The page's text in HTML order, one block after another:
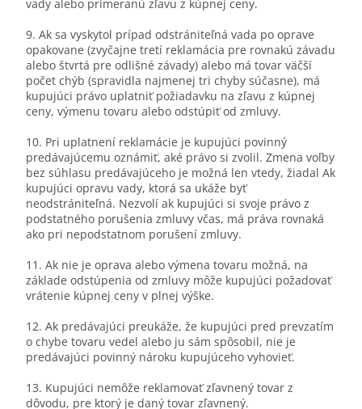
vady alebo primeranú zľavu z kúpnej ceny.
9. Ak sa vyskytol prípad odstrániteľná vada po oprave
opakovane (zvyčajne tretí reklamácia pre rovnakú závadu
alebo štvrtá pre odlišné závady) alebo má tovar väčší
počet chýb (spravidla najmenej tri chyby súčasne), má
kupujúci právo uplatniť požiadavku na zľavu z kúpnej
ceny, výmenu tovaru alebo odstúpiť od zmluvy.
10. Pri uplatnení reklamácie je kupujúci povinný
predávajúcemu oznámiť, aké právo si zvolil. Zmena voľby
bez súhlasu predávajúceho je možná len vtedy, žiadal Ak
kupujúci opravu vady, ktorá sa ukáže byť
neodstrániteľná. Nezvolí ak kupujúci si svoje právo z
podstatného porušenia zmluvy včas, má práva rovnaká
ako pri nepodstatnom porušení zmluvy.
11. Ak nie je oprava alebo výmena tovaru možná, na
základe odstúpenia od zmluvy môže kupujúci požadovať
vrátenie kúpnej ceny v plnej výške.
12. Ak predávajúci preukáže, že kupujúci pred prevzatím
o chybe tovaru vedel alebo ju sám spôsobil, nie je
predávajúci povinný nároku kupujúceho vyhovieť.
13. Kupujúci nemôže reklamovať zľavnený tovar z
dôvodu, pre ktorý je daný tovar zľavnený.